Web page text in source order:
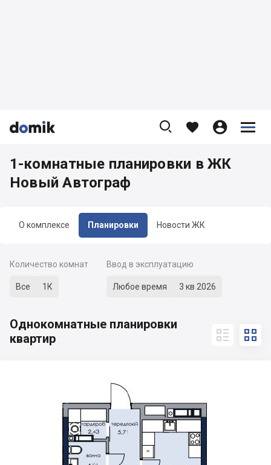


    


О комплексе Планировки Новости ЖК
1-комнатные планировки в ЖК
Новый Автограф
Количество комнат
Все 1К
Ввод в эксплуатацию
Любое время 3 кв 2026
Однокомнатные планировки
квартир
 